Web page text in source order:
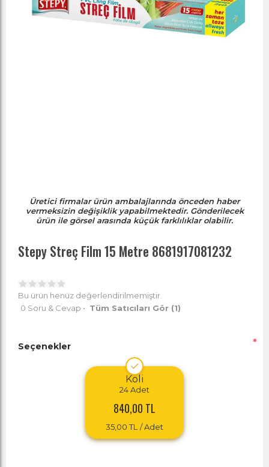
Üretici firmalar ürün ambalajlarında önceden haber
vermeksizin değişiklik yapabilmektedir. Gönderilecek
ürün ile görsel arasında küçük farklılıklar olabilir.
Stepy Streç Film 15 Metre 8681917081232
Bu ürün henüz değerlendirilmemiştir.
0 Soru & Cevap • Tüm Satıcıları Gör (1)
Seçenekler *
Koli
24Adet
840,00 TL
35,00 TL / Adet